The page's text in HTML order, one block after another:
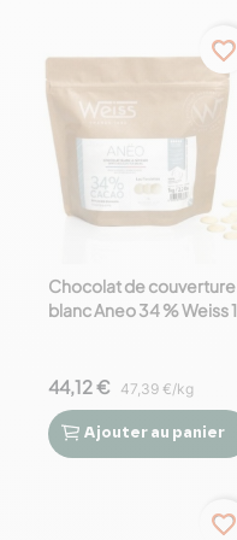
favorite_border
Chocolat de couverture
blanc Aneo 34 % Weiss 1
44,12 € 47,39 €/kg
 
Ajouter au panier
favorite_border